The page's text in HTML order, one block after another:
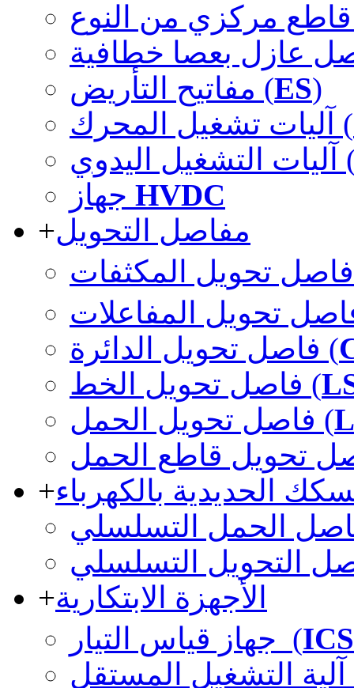
مفاتيح التأريض (ES)
آليات تشغيل المحرك (
اليدوي (
HVDC
+مفاصل التحويل
فاصل تحويل الدائرة (
فاصل تحويل الخط (
فاصل تحويل الحمل (
+الحديدية بالكهرباء
+الأجهزة الابتكارية
جهاز قياس التيار (ICS